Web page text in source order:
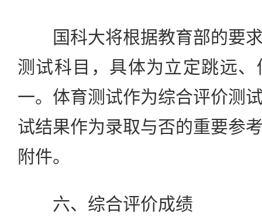
国科大将根据教育部的要求
测试科目，具体为立定跳远
一。体育测试作为综合评价测
试结果作为录取与否的重要参
附件。
六、综合评价成绩